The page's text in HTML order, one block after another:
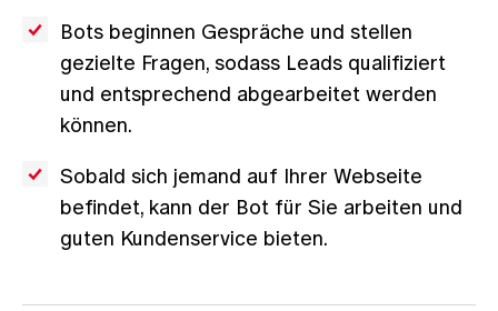
Bots beginnen Gespräche und stellen
gezielte Fragen, sodass Leads qualifiziert
und entsprechend abgearbeitet werden
können.
Sobald sich jemand auf Ihrer Webseite
befindet, kann der Bot für Sie arbeiten und
guten Kundenservice bieten.